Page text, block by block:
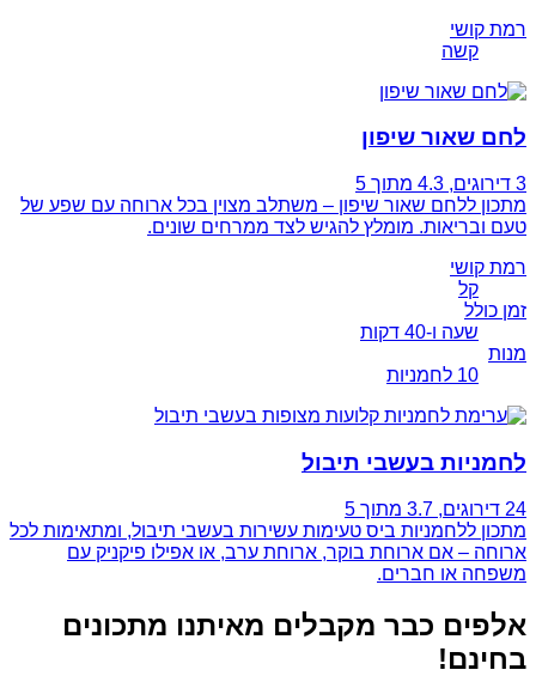
רמת קושי
קשה
לחם שאור שיפון
3 דירוגים
, 4.3 מתוך 5
מתכון ללחם שאור שיפון – משתלב מצוין בכל ארוחה עם שפע של
טעם ובריאות. מומלץ להגיש לצד ממרחים שונים.
רמת קושי
קל
זמן כולל
שעה ו-40 דקות
מנות
10 לחמניות
לחמניות בעשבי תיבול
24 דירוגים
, 3.7 מתוך 5
מתכון ללחמניות ביס טעימות עשירות בעשבי תיבול, ומתאימות לכל
ארוחה – אם ארוחת בוקר, ארוחת ערב, או אפילו פיקניק עם
משפחה או חברים.
אלפים כבר מקבלים מאיתנו מתכונים
בחינם!